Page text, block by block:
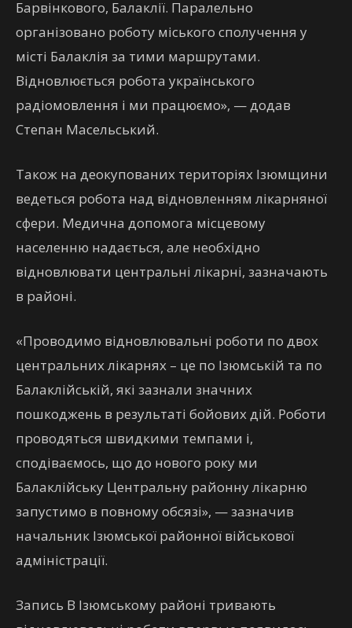
Барвінкового, Балаклії. Паралельно
організовано роботу міського сполучення у
місті Балаклія за тими маршрутами.
Відновлюється робота українського
радіомовлення і ми працюємо», — додав
Степан Масельський.
Також на деокупованих територіях Ізюмщини
ведеться робота над відновленням лікарняної
сфери. Медична допомога місцевому
населенню надається, але необхідно
відновлювати центральні лікарні, зазначають
в районі.
«Проводимо відновлювальні роботи по двох
центральних лікарнях – це по Ізюмській та по
Балаклійській, які зазнали значних
пошкоджень в результаті бойових дій. Роботи
проводяться швидкими темпами і,
сподіваємось, що до нового року ми
Балаклійську Центральну районну лікарню
запустимо в повному обсязі», — зазначив
начальник Ізюмської районної військової
адміністрації.
Запись В Ізюмському районі тривають